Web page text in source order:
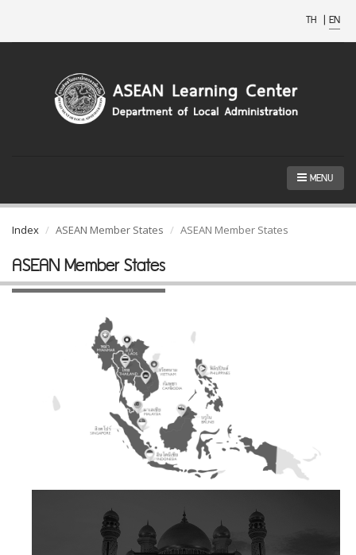
TH | EN
MENU
Index ASEAN Member States ASEAN Member States
ASEAN Member States